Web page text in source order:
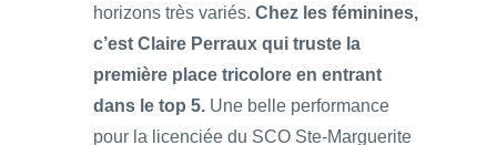
horizons très variés. Chez les féminines,
c’est Claire Perraux qui truste la
première place tricolore en entrant
dans le top 5. Une belle performance
pour la licenciée du SCO Ste-Marguerite